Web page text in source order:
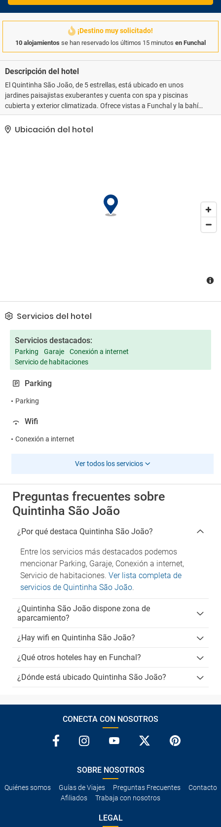
¡Destino muy solicitado!
10 alojamientos se han reservado los últimos 15 minutos en Funchal
Descripción del hotel
El Quintinha São João, de 5 estrellas, está ubicado en unos
jardines paisajistas exuberantes y cuenta con spa y piscinas
cubierta y exterior climatizada. Ofrece vistas a Funchal y la bahía
y se halla a 2 km de la catedral de Funchal. Sus habitaciones son
amplias y elegantes y disponen de TV por cable con reproductor
También hay un gimnasio pequeño, una sala de juegos y WiFi
gratuita en las zonas comunes. El personal de recepción está
Ubicación del hotel
Servicios del hotel
Servicios destacados:
Parking Garaje
Conexión a internet
Servicio de habitaciones
Parking
Parking
Wifi
Conexión a internet
Ver todos los servicios
Preguntas frecuentes sobre
Quintinha São João
¿Por qué destaca Quintinha São João?
Entre los servicios más destacados podemos
mencionar Parking, Garaje, Conexión a internet,
Servicio de habitaciones. Ver lista completa de
servicios de Quintinha São João.
¿Quintinha São João dispone zona de
aparcamiento?
¿Hay wifi en Quintinha São João?
¿Qué otros hoteles hay en Funchal?
¿Dónde está ubicado Quintinha São João?
CONECTA CON NOSOTROS
SOBRE NOSOTROS
Quiénes somos Guías de Viajes Preguntas Frecuentes
Contacto
Afiliados
Trabaja con nosotros
LEGAL